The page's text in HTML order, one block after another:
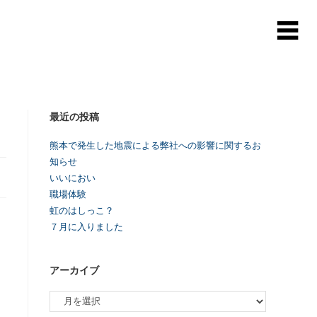
最近の投稿
熊本で発生した地震による弊社への影響に関するお
知らせ
いいにおい
職場体験
虹のはしっこ？
７月に入りました
アーカイブ